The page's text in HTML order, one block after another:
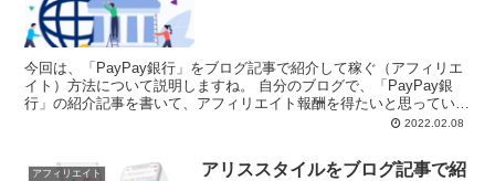
今回は、「PayPay銀行」をブログ記事で紹介して稼ぐ（アフィリエ
イト）方法について説明しますね。 自分のブログで、「PayPay銀
行」の紹介記事を書いて、アフィリエイト報酬を得たいと思っている
2022.02.08
アフィリエイト
アリススタイルをブログ記事で紹